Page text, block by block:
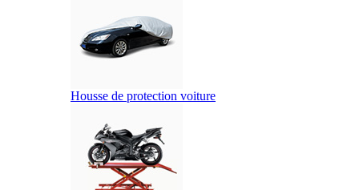
Housse de protection voiture